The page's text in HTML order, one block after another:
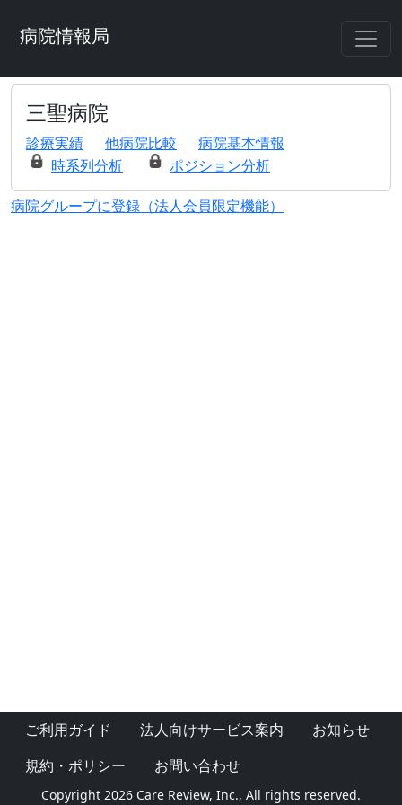
病院情報局
三聖病院
診療実績 他病院比較
病院基本情報
時系列分析
ポジション分析
病院グループに登録（法人会員限定機能）
ご利用ガイド 法人向けサービス案内
お知らせ
規約・ポリシー
お問い合わせ
Copyright 2026 Care Review, Inc., All rights reserved.